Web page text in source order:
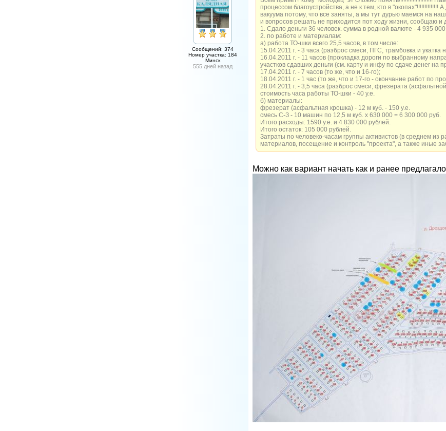
Сообщений: 374
Номер участка: 184
Минск
555 дней назад
процессом благоустройства, а не к тем, кто в
вакуума потому, что все заняты, а мы тут дурью маемся на
и вопросов решать не приходится пот ходу жизни, сообщаю и
1. Сдало деньги 36 человек. сумма в родной валюте - 4 935
2. по работе и материалам:
а) работа ТО-шки всего 25,5 часов, в том числе:
15.04.2011 г. - 3 часа (разброс смеси, ПГС, трамбовка и
16.04.2011 г. - 11 часов (прокладка дороги по выбранному
участков сдавших деньги (см. карту и инфу по сдаче денег на
17.04.2011 г. - 7 часов (то же, что и 16-го);
18.04.2011 г. - 1 час (то же, что и 17-го - окончание работ по
28.04.2011 г. - 3,5 часа (разброс смеси, фрезерата
стоимость часа работы ТО-шки - 40 у.е.
б) материалы:
фрезерат (асфальтная крошка) - 12 м куб. - 150 у.е.
смесь С-З - 10 машин по 12,5 м куб. х 630 000 = 6 300 000 руб.
Итого расходы: 1590 у.е. и 4 830 000 рублей.
Итого остаток: 105 000 рублей.
Затраты по человеко-часам группы активистов (в среднем
материалов, посещение и контроль "проекта", а также иные
Можно как вариант начать как и ранее